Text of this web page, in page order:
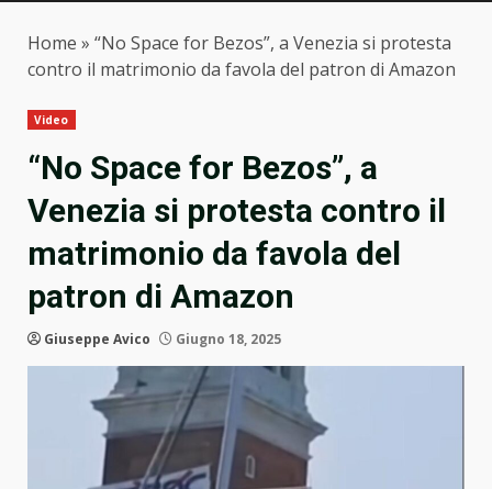
Home » “No Space for Bezos”, a Venezia si protesta
contro il matrimonio da favola del patron di Amazon
Video
“No Space for Bezos”, a
Venezia si protesta contro il
matrimonio da favola del
patron di Amazon
Giuseppe Avico Giugno 18, 2025